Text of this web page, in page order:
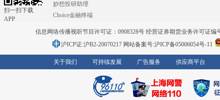
扫一扫下载
APP
妙想投研助理
Choice金融终端
信息网络传播视听节目许可证：0908328号 经营证券期货业务许可证编
沪ICP证:沪B2-20070217 网站备案号:沪ICP备05006054号-11
关于我们 可持续发展 广告服务 供应商平台